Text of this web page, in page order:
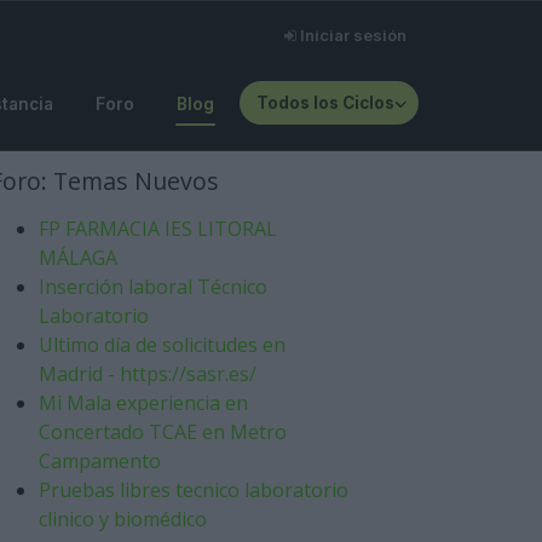
Iniciar sesión
Foro Blog Todos los Ciclos
Temas Nuevos
FP FARMACIA IES LITORAL
MÁLAGA
Inserción laboral Técnico
Laboratorio
Ultimo día de solicitudes en
Madrid - https://sasr.es/
Mi Mala experiencia en
Concertado TCAE en Metro
Campamento
Pruebas libres tecnico laboratorio
clinico y biomédico